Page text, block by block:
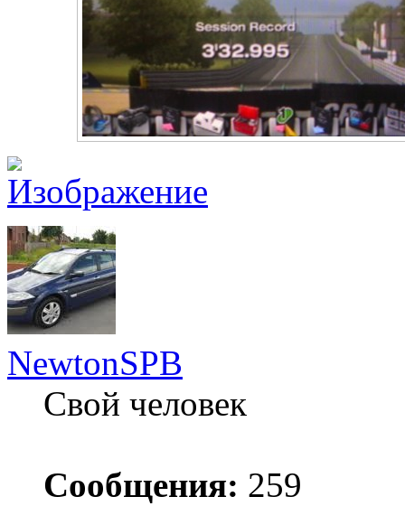
NewtonSPB
Свой человек
Сообщения: 259